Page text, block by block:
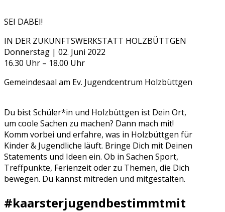
SEI DABEI!
IN DER ZUKUNFTSWERKSTATT HOLZBÜTTGEN
Donnerstag | 02. Juni 2022
16.30 Uhr – 18.00 Uhr
Gemeindesaal am Ev. Jugendcentrum Holzbüttgen
Du bist Schüler*in und Holzbüttgen ist Dein Ort,
um coole Sachen zu machen? Dann mach mit!
Komm vorbei und erfahre, was in Holzbüttgen für
Kinder & Jugendliche läuft. Bringe Dich mit Deinen
Statements und Ideen ein. Ob in Sachen Sport,
Treffpunkte, Ferienzeit oder zu Themen, die Dich
bewegen. Du kannst mitreden und mitgestalten.
#kaarsterjugendbestimmtmit